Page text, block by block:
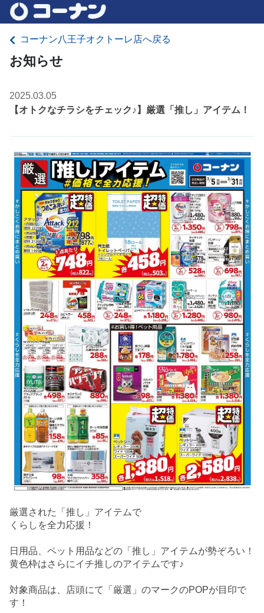
コーナン八王子オクトーレ店へ戻る
お知らせ
2025.03.05
【オトクなチラシをチェック♪】厳選「推し」アイテム！
厳選された「推し」アイテムで
くらしを全力応援！
日用品、ペット用品などの「推し」アイテムが勢ぞろい！
黄色枠はさらにイチ推しのアイテムです♪
対象商品は、店頭にて「厳選」のマークのPOPが目印で
す！